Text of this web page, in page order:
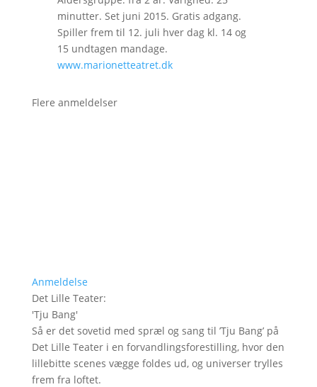
minutter. Set juni 2015. Gratis adgang.
Spiller frem til 12. juli hver dag kl. 14 og
15 undtagen mandage.
www.marionetteatret.dk
Flere anmeldelser
Anmeldelse
Det Lille Teater:
'Tju Bang'
Så er det sovetid med spræl og sang til ’Tju Bang’ på
Det Lille Teater i en forvandlingsforestilling, hvor den
lillebitte scenes vægge foldes ud, og universer trylles
frem fra loftet.